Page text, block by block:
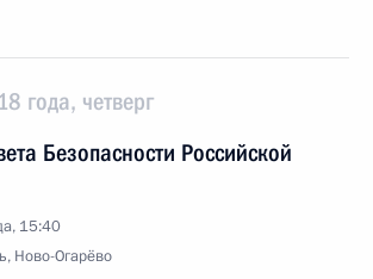
года, четверг
Безопасности Российской
15:40
Ново-Огарёво